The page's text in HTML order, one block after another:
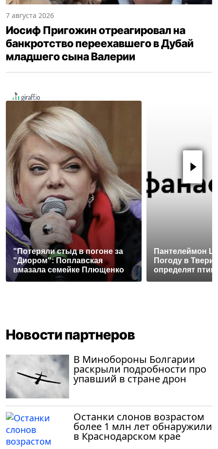
7 августа 2026
Иосиф Пригожин отреагировал на
банкротство переехавшего в Дубай
младшего сына Валерии
"Потеряли стыд в погоне за
"Диором": Поплавская
вмазала семейке Плющенко
Пантелеймон
Погоду в Твери
определят
Новости партнеров
В Минобороны Болгарии
раскрыли подробности про
упавший в стране дрон
Останки слонов возрастом
более 1 млн лет обнаружили
в Краснодарском крае